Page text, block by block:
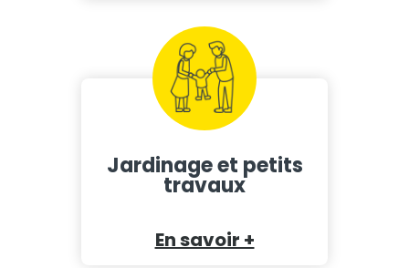
Jardinage et petits
travaux
En savoir +